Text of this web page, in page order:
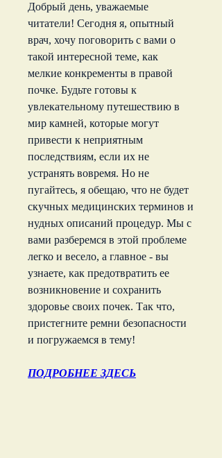
Добрый день, уважаемые
читатели! Сегодня я, опытный
врач, хочу поговорить с вами о
такой интересной теме, как
мелкие конкременты в правой
почке. Будьте готовы к
увлекательному путешествию в
мир камней, которые могут
привести к неприятным
последствиям, если их не
устранять вовремя. Но не
пугайтесь, я обещаю, что не будет
скучных медицинских терминов и
нудных описаний процедур. Мы с
вами разберемся в этой проблеме
легко и весело, а главное - вы
узнаете, как предотвратить ее
возникновение и сохранить
здоровье своих почек. Так что,
пристегните ремни безопасности
и погружаемся в тему!
ПОДРОБНЕЕ ЗДЕСЬ